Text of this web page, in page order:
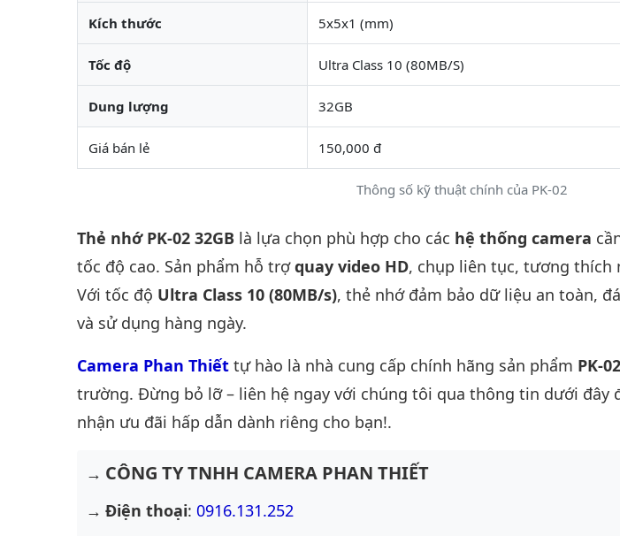
Thông số kỹ thuật chính của PK-02
Kích thước 5x5x1 (mm)
Tốc độ Ultra Class 10 (80MB/S)
Dung lượng 32GB
Giá bán lẻ 150,000 đ
Thẻ nhớ PK-02 32GB là lựa chọn phù hợp cho các hệ thống camera
tốc độ cao. Sản phẩm hỗ trợquay video HD, chụp liên tục, tương thích
Với tốc độ Ultra Class 10 (80MB/s), thẻ nhớ đảm bảo dữ liệu an toàn,
và sử dụng hàng ngày.
Camera Phan Thiết tự hào là nhà cung cấp chính hãng sản phẩm PK-02
trường. Đừng bỏ lỡ – liên hệ ngay với chúng tôi qua thông tin dưới đây
nhận ưu đãi hấp dẫn dành riêng cho bạn!.
CÔNG TY TNHH CAMERA PHAN THIẾT
Điện thoại: 0916.131.252